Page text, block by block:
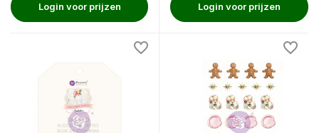
Login voor prijzen Login voor prijzen